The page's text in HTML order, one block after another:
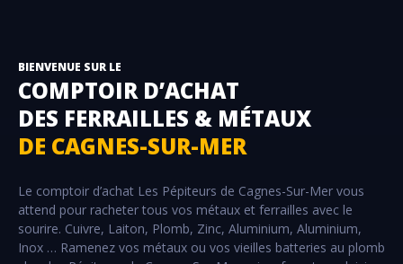
BIENVENUE SUR LE
COMPTOIR D’ACHAT
DES FERRAILLES & MÉTAUX
DE CAGNES-SUR-MER
Le comptoir d’achat Les Pépiteurs de Cagnes-Sur-Mer vous
attend pour racheter tous vos métaux et ferrailles avec le
sourire. Cuivre, Laiton, Plomb, Zinc, Aluminium, Aluminium,
Inox … Ramenez vos métaux ou vos vieilles batteries au plomb